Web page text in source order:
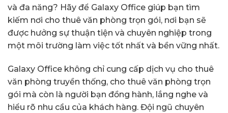
và đa năng? Hãy để Galaxy Office giúp bạn tìm
kiếm nơi cho thuê văn phòng trọn gói, nơi bạn sẽ
được hưởng sự thuận tiện và chuyên nghiệp trong
một môi trường làm việc tốt nhất và bền vững nhất.
Galaxy Office không chỉ cung cấp dịch vụ cho thuê
văn phòng truyền thống, cho thuê văn phòng trọn
gói mà còn là người bạn đồng hành, lắng nghe và
hiểu rõ nhu cầu của khách hàng. Đội ngũ chuyên